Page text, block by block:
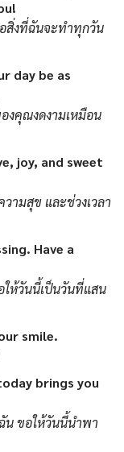
สิ่งที่ฉันจะทำทุกวัน
day be as
งคุณงดงามเหมือน
joy, and sweet
ามสุข และช่วงเวลา
Have a
ห้วันนี้เป็นวันที่แสน
smile.
brings you
น ขอให้วันนี้นำพา